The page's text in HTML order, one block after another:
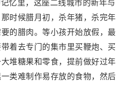
忆里，这座二线城市的新年与
时候腊月初，杀年猪，杀完年
的腊肉。等小孩开始放假，最
着去专门的集市里买鞭炮、买
堆糖果和零食，提前做好过年
类难制作易存放的食物，然后